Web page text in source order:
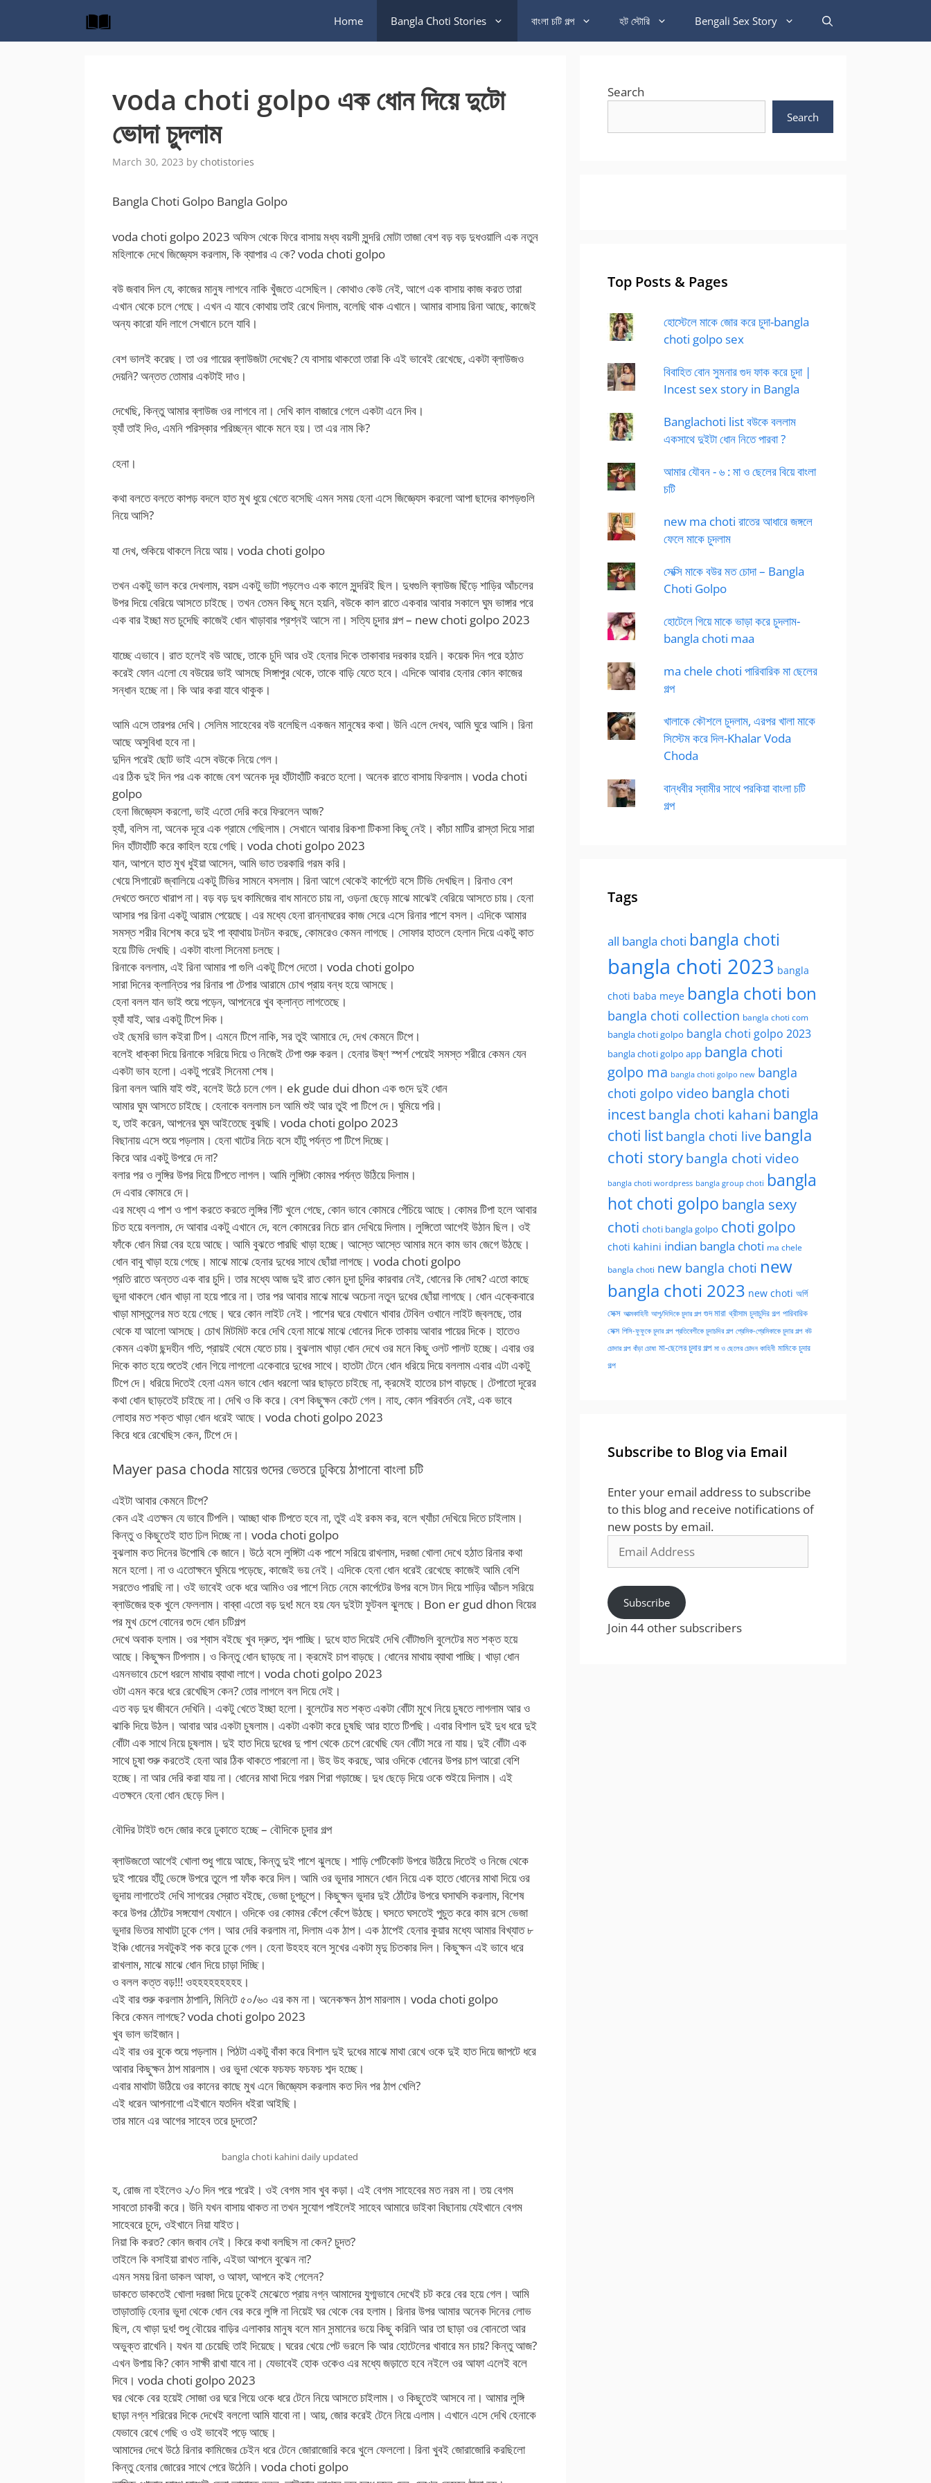
content
Home Bangla Choti Stories বাংলা চটি গল্প হট স্টোরি Bengali Sex Story
voda choti golpo এক ধোন দিয়ে দুটো
ভোদা চুদলাম
March 30, 2023 by chotistories
Bangla Choti Golpo Bangla Golpo
voda choti golpo 2023 অফিস থেকে ফিরে বাসায় মধ্য বয়সী সুন্দরি মোটা তাজা বেশ বড় বড় দুধওয়ালি এক নতুন
মহিলাকে দেখে জিজ্ঞ্যেস করলাম, কি ব্যাপার এ কে? voda choti golpo
বউ জবাব দিল যে, কাজের মানুষ লাগবে নাকি খুঁজতে এসেছিল। কোথাও কেউ নেই, আগে এক বাসায় কাজ করত তারা
এখান থেকে চলে গেছে। এখন এ যাবে কোথায় তাই রেখে দিলাম, বলেছি থাক এখানে। আমার বাসায় রিনা আছে, কাজেই
অন্য কারো যদি লাগে সেখানে চলে যাবি।
বেশ ভালই করেছ। তা ওর গায়ের ব্লাউজটা দেখেছ? যে বাসায় থাকতো তারা কি এই ভাবেই রেখেছে, একটা ব্লাউজও
দেয়নি? অন্তত তোমার একটাই দাও।
দেখেছি, কিন্তু আমার ব্লাউজ ওর লাগবে না। দেখি কাল বাজারে গেলে একটা এনে দিব।
হ্যাঁ তাই দিও, এমনি পরিস্কার পরিচ্ছন্ন থাকে মনে হয়। তা এর নাম কি?
হেনা।
কথা বলতে বলতে কাপড় বদলে হাত মুখ ধুয়ে খেতে বসেছি এমন সময় হেনা এসে জিজ্ঞ্যেস করলো আপা ছাদের কাপড়গুলি
নিয়ে আসি?
যা দেখ, শুকিয়ে থাকলে নিয়ে আয়। voda choti golpo
তখন একটু ভাল করে দেখলাম, বয়স একটু ভাটা পড়লেও এক কালে সুন্দরিই ছিল। দুধগুলি ব্লাউজ ছিঁড়ে শাড়ির আঁচলের
উপর দিয়ে বেরিয়ে আসতে চাইছে। তখন তেমন কিছু মনে হয়নি, বউকে কাল রাতে একবার আবার সকালে ঘুম ভাঙ্গার পরে
এক বার ইচ্ছা মত চুদেছি কাজেই ধোন খাড়াবার প্রশ্নই আসে না। সত্যি চুদার গল্প – new choti golpo 2023
যাচ্ছে এভাবে। রাত হলেই বউ আছে, তাকে চুদি আর ওই হেনার দিকে তাকাবার দরকার হয়নি। কয়েক দিন পরে হঠাত
করেই ফোন এলো যে বউয়ের ভাই আসছে সিঙ্গাপুর থেকে, তাকে বাড়ি যেতে হবে। এদিকে আবার হেনার কোন কাজের
সন্ধান হচ্ছে না। কি আর করা যাবে থাকুক।
আমি এসে তারপর দেখি। সেলিম সাহেবের বউ বলেছিল একজন মানুষের কথা। উনি এলে দেখব, আমি ঘুরে আসি। রিনা
আছে অসুবিধা হবে না।
দুদিন পরেই ছোট ভাই এসে বউকে নিয়ে গেল।
এর ঠিক দুই দিন পর এক কাজে বেশ অনেক দূর হাঁটাহাঁটি করতে হলো। অনেক রাতে বাসায় ফিরলাম। voda choti
golpo
হেনা জিজ্ঞ্যেস করলো, ভাই এতো দেরি করে ফিরলেন আজ?
হ্যাঁ, বলিস না, অনেক দূরে এক গ্রামে গেছিলাম। সেখানে আবার রিকশা টিকসা কিছু নেই। কাঁচা মাটির রাস্তা দিয়ে সারা
দিন হাঁটাহাঁটি করে কাহিল হয়ে গেছি। voda choti golpo 2023
যান, আপনে হাত মুখ ধুইয়া আসেন, আমি ভাত তরকারি গরম করি।
খেয়ে সিগারেট জ্বালিয়ে একটু টিভির সামনে বসলাম। রিনা আগে থেকেই কার্পেটে বসে টিভি দেখছিল। রিনাও বেশ
দেখতে শুনতে খারাপ না। বড় বড় দুধ কামিজের বাধ মানতে চায় না, ওড়না ছেড়ে মাঝে মাঝেই বেরিয়ে আসতে চায়। হেনা
আসার পর রিনা একটু আরাম পেয়েছে। এর মধ্যে হেনা রান্নাঘরের কাজ সেরে এসে রিনার পাশে বসল। এদিকে আমার
সমস্ত শরীর বিশেষ করে দুই পা ব্যাথায় টনটন করছে, কোমরেও কেমন লাগছে। সোফার হাতলে হেলান দিয়ে একটু কাত
হয়ে টিভি দেখছি। একটা বাংলা সিনেমা চলছে।
রিনাকে বললাম, এই রিনা আমার পা গুলি একটু টিপে দেতো। voda choti golpo
সারা দিনের ক্লান্তির পর রিনার পা টেপার আরামে চোখ প্রায় বন্ধ হয়ে আসছে।
হেনা বলল যান ভাই শুয়ে পড়েন, আপনেরে খুব ক্লান্ত লাগতেছে।
হ্যাঁ যাই, আর একটু টিপে দিক।
ওই ছেমরি ভাল কইরা টিপ। এমনে টিপে নাকি, সর তুই আমারে দে, দেখ কেমনে টিপে।
বলেই ধাক্কা দিয়ে রিনাকে সরিয়ে দিয়ে ও নিজেই টেপা শুরু করল। হেনার উষ্ণ স্পর্শ পেয়েই সমস্ত শরীরে কেমন যেন
একটা ভাব হলো। একটু পরেই সিনেমা শেষ।
রিনা বলল আমি যাই শুই, বলেই উঠে চলে গেল। ek gude dui dhon এক গুদে দুই ধোন
আমার ঘুম আসতে চাইছে। হেনাকে বললাম চল আমি শুই আর তুই পা টিপে দে। ঘুমিয়ে পরি।
হ, তাই করেন, আপনের ঘুম আইতেছে বুঝছি। voda choti golpo 2023
বিছানায় এসে শুয়ে পড়লাম। হেনা খাটের নিচে বসে হাঁটু পর্যন্ত পা টিপে দিচ্ছে।
কিরে আর একটু উপরে দে না?
বলার পর ও লুঙ্গির উপর দিয়ে টিপতে লাগল। আমি লুঙ্গিটা কোমর পর্যন্ত উঠিয়ে দিলাম।
দে এবার কোমরে দে।
এর মধ্যে এ পাশ ও পাশ করতে করতে লুঙ্গির গিঁট খুলে গেছে, কোন ভাবে কোমরে পেঁচিয়ে আছে। কোমর টিপা হলে আবার
চিত হয়ে বললাম, দে আবার একটু এখানে দে, বলে কোমরের নিচে রান দেখিয়ে দিলাম। লুঙ্গিতো আগেই উঠান ছিল। ওই
ফাঁকে ধোন মিয়া বের হয়ে আছে। আমি বুঝতে পারছি খাড়া হচ্ছে। আস্তে আস্তে আমার মনে কাম ভাব জেগে উঠছে।
ধোন বাবু খাড়া হয়ে গেছে। মাঝে মাঝে হেনার দুধের সাথে ছোঁয়া লাগছে। voda choti golpo
প্রতি রাতে অন্তত এক বার চুদি। তার মধ্যে আজ দুই রাত কোন চুদা চুদির কারবার নেই, ধোনের কি দোষ? এতো কাছে
ভুদা থাকলে ধোন খাড়া না হয়ে পারে না। তার পর আবার মাঝে মাঝে অচেনা নতুন দুধের ছোঁয়া লাগছে। ধোন এক্কেবারে
খাড়া মাস্তুলের মত হয়ে গেছে। ঘরে কোন লাইট নেই। পাশের ঘরে যেখানে খাবার টেবিল ওখানে লাইট জ্বলছে, তার
থেকে যা আলো আসছে। চোখ মিটমিট করে দেখি হেনা মাঝে মাঝে ধোনের দিকে তাকায় আবার পায়ের দিকে। হাতেও
কেমন একটা ছন্দহীন গতি, প্রায়ই থেমে যেতে চায়। বুঝলাম খাড়া ধোন দেখে ওর মনে কিছু ওলট পালট হচ্ছে। এবার ওর
দিকে কাত হয়ে শুতেই ধোন গিয়ে লাগলো একেবারে দুধের সাথে। হাতটা টেনে ধোন ধরিয়ে দিয়ে বললাম এবার এটা একটু
টিপে দে। ধরিয়ে দিতেই হেনা এমন ভাবে ধোন ধরলো আর ছাড়তে চাইছে না, ক্রমেই হাতের চাপ বাড়ছে। টেপাতো দূরের
কথা ধোন ছাড়তেই চাইছে না। দেখি ও কি করে। বেশ কিছুক্ষন কেটে গেল। নাহ, কোন পরিবর্তন নেই, এক ভাবে
লোহার মত শক্ত খাড়া ধোন ধরেই আছে। voda choti golpo 2023
কিরে ধরে রেখেছিস কেন, টিপে দে।
Mayer pasa choda মায়ের গুদের ভেতরে ঢুকিয়ে ঠাপানো বাংলা চটি
এইটা আবার কেমনে টিপে?
কেন এই এতক্ষন যে ভাবে টিপলি। আচ্ছা থাক টিপতে হবে না, তুই এই রকম কর, বলে খ্যাঁচা দেখিয়ে দিতে চাইলাম।
কিন্তু ও কিছুতেই হাত ঢিল দিচ্ছে না। voda choti golpo
বুঝলাম কত দিনের উপোষি কে জানে। উঠে বসে লুঙ্গিটা এক পাশে সরিয়ে রাখলাম, দরজা খোলা দেখে হঠাত রিনার কথা
মনে হলো। না ও এতোক্ষনে ঘুমিয়ে পড়েছে, কাজেই ভয় নেই। এদিকে হেনা ধোন ধরেই রেখেছে কাজেই আমি বেশি
সরতেও পারছি না। ওই ভাবেই ওকে ধরে আমিও ওর পাশে নিচে নেমে কার্পেটের উপর বসে টান দিয়ে শাড়ির আঁচল সরিয়ে
ব্লাউজের হুক খুলে ফেললাম। বাব্বা এতো বড় দুধ! মনে হয় যেন দুইটা ফুটবল ঝুলছে। Bon er gud dhon বিয়ের
পর মুখ চেপে বোনের গুদে ধোন চটিগল্প
দেখে অবাক হলাম। ওর শ্বাস বইছে খুব দ্রুত, শব্দ পাচ্ছি। দুধে হাত দিয়েই দেখি বোঁটাগুলি বুলেটের মত শক্ত হয়ে
আছে। কিছুক্ষন টিপলাম। ও কিন্তু ধোন ছাড়ছে না। ক্রমেই চাপ বাড়ছে। ধোনের মাথায় ব্যাথা পাচ্ছি। খাড়া ধোন
এমনভাবে চেপে ধরলে মাথায় ব্যাথা লাগে। voda choti golpo 2023
ওটা এমন করে ধরে রেখেছিস কেন? তোর লাগলে বল দিয়ে দেই।
এত বড় দুধ জীবনে দেখিনি। একটু খেতে ইচ্ছা হলো। বুলেটের মত শক্ত একটা বোঁটা মুখে নিয়ে চুষতে লাগলাম আর ও
ঝাকি দিয়ে উঠল। আবার আর একটা চুষলাম। একটা একটা করে চুষছি আর হাতে টিপছি। এবার বিশাল দুই দুধ ধরে দুই
বোঁটা এক সাথে নিয়ে চুষলাম। দুই হাত দিয়ে দুধের দু পাশ থেকে চেপে রেখেছি যেন বোঁটা সরে না যায়। দুই বোঁটা এক
সাথে চুষা শুরু করতেই হেনা আর ঠিক থাকতে পারলো না। উহ উহ করছে, আর ওদিকে ধোনের উপর চাপ আরো বেশি
হচ্ছে। না আর দেরি করা যায় না। ধোনের মাথা দিয়ে গরম শিরা গড়াচ্ছে। দুধ ছেড়ে দিয়ে ওকে শুইয়ে দিলাম। এই
এতক্ষনে হেনা ধোন ছেড়ে দিল।
বৌদির টাইট গুদে জোর করে ঢুকাতে হচ্ছে – বৌদিকে চুদার গল্প
ব্লাউজতো আগেই খোলা শুধু গায়ে আছে, কিন্তু দুই পাশে ঝুলছে। শাড়ি পেটিকোট উপরে উঠিয়ে দিতেই ও নিজে থেকে
দুই পায়ের হাঁটু ভেঙ্গে উপরে তুলে পা ফাঁক করে দিল। আমি ওর ভুদার সামনে ধোন নিয়ে এক হাতে ধোনের মাথা দিয়ে ওর
ভুদায় লাগাতেই দেখি সাগরের স্রোত বইছে, ভেজা চুপচুপে। কিছুক্ষন ভুদার দুই ঠোঁটের উপরে ঘসাঘসি করলাম, বিশেষ
করে উপর ঠোঁটের সঙ্গযোগ যেখানে। ওদিকে ওর কোমর কেঁপে কেঁপে উঠছে। ঘসতে ঘসতেই পুচুত করে কাম রসে ভেজা
ভুদার ভিতর মাথাটা ঢুকে গেল। আর দেরি করলাম না, দিলাম এক ঠাপ। এক ঠাপেই হেনার কুয়ার মধ্যে আমার বিখ্যাত ৮
ইঞ্চি ধোনের সবটুকই পক করে ঢুকে গেল। হেনা উহহহ বলে সুখের একটা মৃদু চিতকার দিল। কিছুক্ষন এই ভাবে ধরে
রাখলাম, মাঝে মাঝে ধোন দিয়ে চাড়া দিচ্ছি।
ও বলল কত্ত বড়!!! ওহহহহহহহহহ।
এই বার শুরু করলাম ঠাপানি, মিনিটে ৫০/৬০ এর কম না। অনেকক্ষন ঠাপ মারলাম। voda choti golpo
কিরে কেমন লাগছে? voda choti golpo 2023
খুব ভাল ভাইজান।
এই বার ওর বুকে শুয়ে পড়লাম। পিঠটা একটু বাঁকা করে বিশাল দুই দুধের মাঝে মাথা রেখে ওকে দুই হাত দিয়ে জাপটে ধরে
আবার কিছুক্ষন ঠাপ মারলাম। ওর ভুদা থেকে ফচফচ ফচফচ শব্দ হচ্ছে।
এবার মাথাটা উঠিয়ে ওর কানের কাছে মুখ এনে জিজ্ঞ্যেস করলাম কত দিন পর ঠাপ খেলি?
এই ধরেন আপনাগো এইখানে যতদিন ধইরা আইছি।
তার মানে এর আগের সাহেব তরে চুদতো?
bangla choti kahini daily updated
হ, রোজ না হইলেও ২/৩ দিন পরে পরেই। ওই বেগম সাব খুব কড়া। এই বেগম সাহেবের মত নরম না। তয় বেগম
সাবতো চাকরী করে। উনি যখন বাসায় থাকত না তখন সুযোগ পাইলেই সাহেব আমারে ডাইকা বিছানায় যেইখানে বেগম
সাহেবরে চুদে, ওইখানে নিয়া যাইত।
নিয়া কি করত? কোন জবাব নেই। কিরে কথা বলছিস না কেন? চুদত?
তাইলে কি বসাইয়া রাখত নাকি, এইডা আপনে বুঝেন না?
এমন সময় রিনা ডাকল আফা, ও আফা, আপনে কই গেলেন?
ডাকতে ডাকতেই খোলা দরজা দিয়ে ঢুকেই মেঝেতে প্রায় নগ্ন আমাদের যুগ্মভাবে দেখেই চট করে বের হয়ে গেল। আমি
তাড়াতাড়ি হেনার ভুদা থেকে ধোন বের করে লুঙ্গি না নিয়েই ঘর থেকে বের হলাম। রিনার উপর আমার অনেক দিনের লোভ
ছিল, যে খাড়া দুধ! শুধু বৌয়ের বাড়ির এলাকার মানুষ বলে মান সন্মানের ভয়ে কিছু করিনি আর তা ছাড়া ওর বোনতো আর
অভুক্ত রাখেনি। যখন যা চেয়েছি তাই দিয়েছে। ঘরের খেয়ে পেট ভরলে কি আর হোটেলের খাবারে মন চায়? কিন্তু আজ?
এখন উপায় কি? কোন সাক্ষী রাখা যাবে না। যেভাবেই হোক ওকেও এর মধ্যে জড়াতে হবে নইলে ওর আফা এলেই বলে
দিবে। voda choti golpo 2023
ঘর থেকে বের হয়েই সোজা ওর ঘরে গিয়ে ওকে ধরে টেনে নিয়ে আসতে চাইলাম। ও কিছুতেই আসবে না। আমার লুঙ্গি
ছাড়া নগ্ন শরিরের দিকে দেখেই বললো আমি যাবো না। আয়, জোর করেই টেনে নিয়ে এলাম। এখানে এসে দেখি হেনাকে
যেভাবে রেখে গেছি ও ওই ভাবেই পড়ে আছে।
আমাদের দেখে উঠে রিনার কামিজের চেইন ধরে টেনে জোরাজোরি করে খুলে ফেললো। রিনা খুবই জোরাজোরি করছিলো
কিন্তু হেনার জোরের সাথে পেরে উঠেনি। voda choti golpo
Search
Search
Top Posts & Pages
হোস্টেলে মাকে জোর করে চুদা-bangla
choti golpo sex
বিবাহিত বোন সুমনার গুদ ফাক করে চুদা |
Incest sex story in Bangla
Banglachoti list বউকে বললাম
একসাথে দুইটা ধোন নিতে পারবা ?
আমার যৌবন - ৬ : মা ও ছেলের বিয়ে বাংলা
চটি
new ma choti রাতের আধারে জঙ্গলে
ফেলে মাকে চুদলাম
সেক্সি মাকে বউর মত চোদা – Bangla
Choti Golpo
হোটেলে গিয়ে মাকে ভাড়া করে চুদলাম-
bangla choti maa
ma chele choti পারিবারিক মা ছেলের
গল্প
খালাকে কৌশলে চুদলাম, এরপর খালা মাকে
সিস্টেম করে দিল-Khalar Voda
Choda
বান্ধবীর স্বামীর সাথে পরকিয়া বাংলা চটি
গল্প
Tags
all bangla choti bangla choti
bangla choti 2023 bangla
choti baba meye bangla choti bon
bangla choti collection bangla choti com
bangla choti golpo bangla choti golpo 2023
bangla choti golpo app bangla choti
golpo ma bangla choti golpo new bangla
choti golpo video bangla choti
incestbangla choti kahani bangla
choti list bangla choti live bangla
choti storybangla choti video
bangla choti wordpress bangla group choti bangla
hot choti golpo bangla sexy
choti choti bangla golpo choti golpo
choti kahini indian bangla choti ma chele
bangla choti new bangla choti new
bangla choti 2023 new choti অর্গি
সেক্স আত্মকাহিনী আপু/দিদিকে চুদার গল্প গুদ মারা থ্রীসাম চুদাচুদির গল্প পারিবারিক
সেক্স পিসি-ফুফুকে চুদার গল্প প্রতিবেশীকে চুদাচদির গল্প প্রেমিক-প্রেমিকাকে চুদার গল্প বউ
চোদার গল্প বাঁড়া চোষা মা-ছেলের চুদার গল্প মা ও ছেলের চোদন কাহিনী মামিকে চুদার
গল্প
Subscribe to Blog via Email
Enter your email address to subscribe
to this blog and receive notifications of
new posts by email.
Address
Subscribe
Join 44 other subscribers